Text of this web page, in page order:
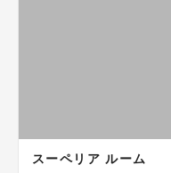
スーペリア ルーム